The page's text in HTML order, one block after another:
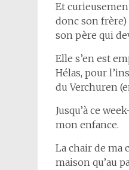
Et
donc son frère)
son père qui
Elle s’en est
Hélas, pour
du Verchuren
Jusqu’à ce
mon enfance.
La chair de ma
maison qu’au